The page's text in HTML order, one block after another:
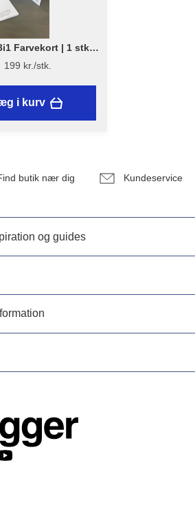
Farvekort | 1 stk. -
3 i 1 Farvekort 2025 -
KC14, Matt Paint
199 kr./stk.
i kurv
butik nær dig Kundeservice
og guides